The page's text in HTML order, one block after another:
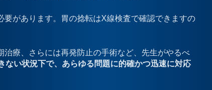
があります。胃の捻転はX線検査で確認できますの
療、さらには再発防止の手術など、先生がやるべ
ない状況下で、あらゆる問題に的確かつ迅速に対応